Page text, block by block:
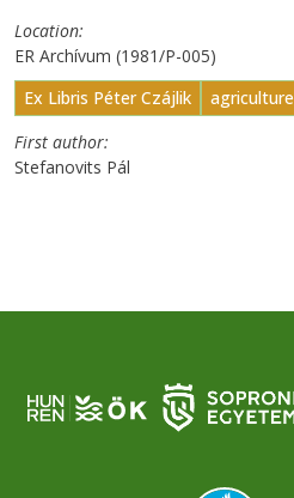
Location
ER Archívum (1981/P-005)
Ex Libris Péter Czájlik
agriculture
First author
Stefanovits Pál